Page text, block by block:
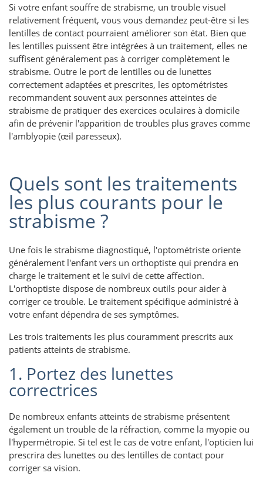
Si votre enfant souffre de strabisme, un trouble visuel
relativement fréquent, vous vous demandez peut-être si les
lentilles de contact pourraient améliorer son état. Bien que
les lentilles puissent être intégrées à un traitement, elles ne
suffisent généralement pas à corriger complètement le
strabisme. Outre le port de lentilles ou de lunettes
correctement adaptées et prescrites, les optométristes
recommandent souvent aux personnes atteintes de
strabisme de pratiquer des exercices oculaires à domicile
afin de prévenir l'apparition de troubles plus graves comme
l'amblyopie (œil paresseux).
Quels sont les traitements
les plus courants pour le
strabisme ?
Une fois le strabisme diagnostiqué, l'optométriste oriente
généralement l'enfant vers un orthoptiste qui prendra en
charge le traitement et le suivi de cette affection.
L'orthoptiste dispose de nombreux outils pour aider à
corriger ce trouble. Le traitement spécifique administré à
votre enfant dépendra de ses symptômes.
Les trois traitements les plus couramment prescrits aux
patients atteints de strabisme.
1. Portez des lunettes
correctrices
De nombreux enfants atteints de strabisme présentent
également un trouble de la réfraction, comme la myopie ou
l'hypermétropie. Si tel est le cas de votre enfant, l'opticien lui
prescrira des lunettes ou des lentilles de contact pour
corriger sa vision.